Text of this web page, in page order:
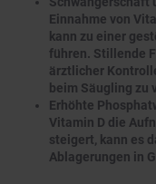
Einnahme von
kann zu einer
führen. Stillende
ärztlicher
beim Säugling zu
Erhöhte
Vitamin D die
steigert, kann es
Ablagerungen in